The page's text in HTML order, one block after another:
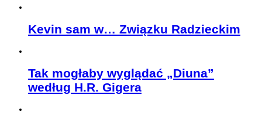
Kevin sam w… Związku Radzieckim
Tak mogłaby wyglądać „Diuna”
według H.R. Gigera